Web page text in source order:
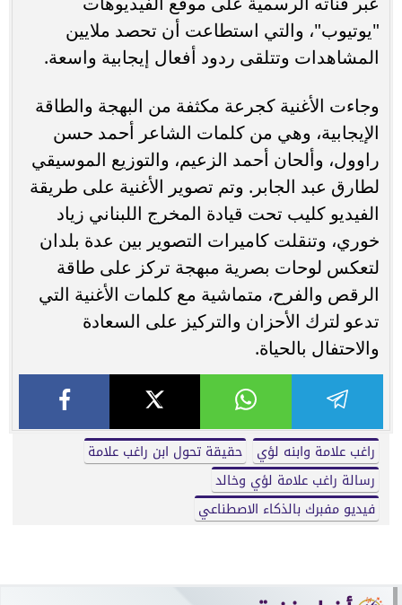
"يوتيوب"، والتي استطاعت أن تحصد ملايين
المشاهدات وتتلقى ردود أفعال إيجابية واسعة.
وجاءت الأغنية كجرعة مكثفة من البهجة والطاقة
الإيجابية، وهي من كلمات الشاعر أحمد حسن
راوول، وألحان أحمد الزعيم، والتوزيع الموسيقي
لطارق عبد الجابر. وتم تصوير الأغنية على طريقة
الفيديو كليب تحت قيادة المخرج اللبناني زياد
خوري، وتنقلت كاميرات التصوير بين عدة بلدان
لتعكس لوحات بصرية مبهجة تركز على طاقة
الرقص والفرح، متماشية مع كلمات الأغنية التي
تدعو لترك الأحزان والتركيز على السعادة
والاحتفال بالحياة.
راغب علامة وابنه لؤي
حقيقة تحول ابن راغب علامة
رسالة راغب علامة لؤي وخالد
فيديو مفبرك بالذكاء الاصطناعي